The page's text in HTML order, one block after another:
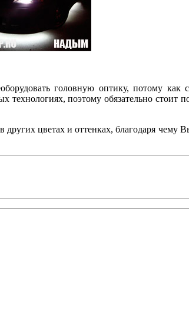
головную оптику, потому
поэтому обязательно стоит
цветах и оттенках, благодаря чему